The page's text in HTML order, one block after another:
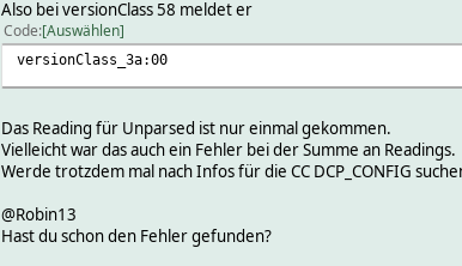
Also bei versionClass 58 meldet er
Code Auswählen
versionClass_3a:00
Das Reading für Unparsed ist nur einmal gekommen.
Vielleicht war das auch ein Fehler bei der Summe an Readings.
Werde trotzdem mal nach Infos für die CC DCP_CONFIG
@Robin13
Hast du schon den Fehler gefunden?